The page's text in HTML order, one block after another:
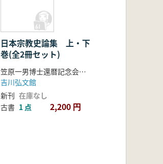
日本宗教史論集 上・下
巻(全2冊セット)
笠原一男博士還暦記念会 編
吉川弘文館
新刊 在庫なし
古書 1 点 2,200 円